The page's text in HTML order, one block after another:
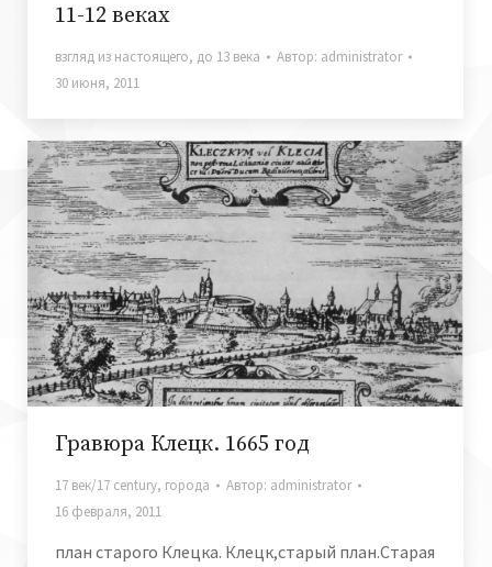
11-12 веках
взгляд из настоящего, до 13 века Автор: administrator
30 июня, 2011
Гравюра Клецк. 1665 год
17 век/17 century, города Автор: administrator
16 февраля, 2011
план старого Клецка. Клецк,старый план.Старая